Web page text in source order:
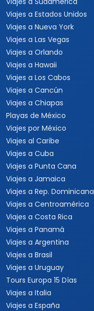
Viajes a Estados Unidos
Viajes a Nueva York
Viajes a Las Vegas
Viajes a Orlando
Viajes a Hawaii
Viajes a Los Cabos
Viajes a Cancún
Viajes a Chiapas
Playas de México
Viajes por México
Viajes al Caribe
Viajes a Cuba
Viajes a Punta Cana
Viajes a Jamaica
Viajes a Rep. Dominicana
Viajes a Centroamérica
Viajes a Costa Rica
Viajes a Panamá
Viajes a Argentina
Viajes a Brasil
Viajes a Uruguay
Tours Europa 15 Días
Viajes a Italia
Viajes a España